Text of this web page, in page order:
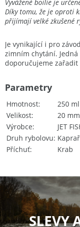
Vyvážené boilie je
Díky tomu, že je oproti
přijímají velké zkušené
Je vynikající i pro
zimním chytání.
doporučujeme zařadit
Hmotnost
250 ml
Velikost
20 mm
Výrobce
JET
Druh rybolovu
Příchuť
Krab
Parametry
SLEVY